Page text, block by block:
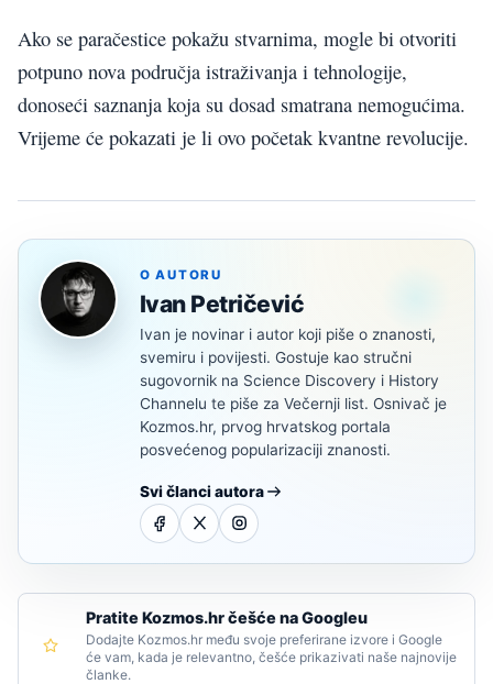
Ako se paračestice pokažu stvarnima, mogle bi otvoriti
potpuno nova područja istraživanja i tehnologije,
donoseći saznanja koja su dosad smatrana nemogućima.
Vrijeme će pokazati je li ovo početak kvantne revolucije.
O AUTORU
Ivan Petričević
Ivan je novinar i autor koji piše o znanosti,
svemiru i povijesti. Gostuje kao stručni
sugovornik na Science Discovery i History
Channelu te piše za Večernji list. Osnivač je
Kozmos.hr, prvog hrvatskog portala
posvećenog popularizaciji znanosti.
Svi članci autora
Pratite Kozmos.hr češće na Googleu
Dodajte Kozmos.hr među svoje preferirane izvore i Google
će vam, kada je relevantno, češće prikazivati naše najnovije
članke.